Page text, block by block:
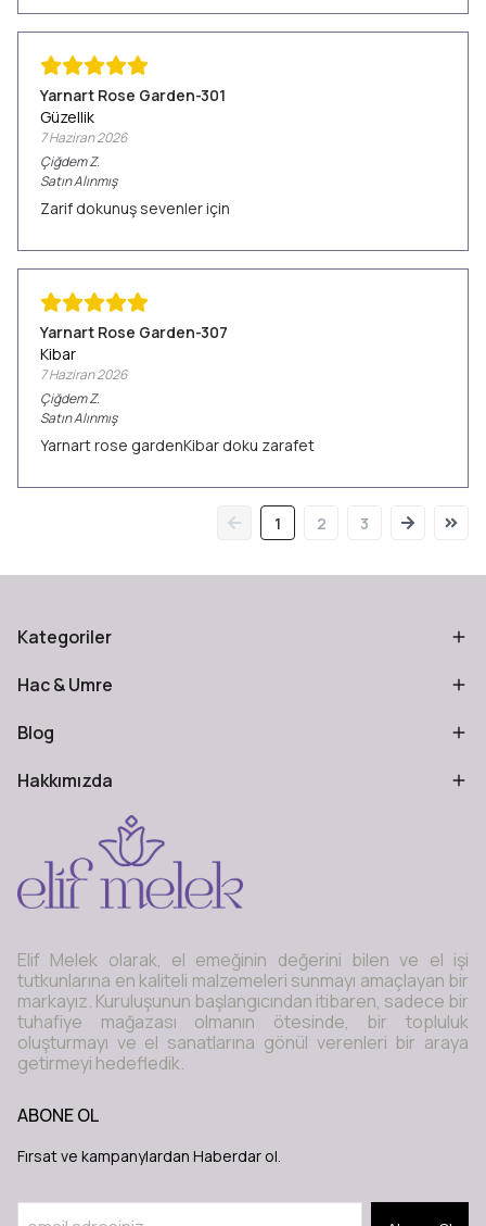
Yarnart Rose Garden-301
Güzellik
7 Haziran 2026
ÇiğdemZ.
Satın Alınmış
Zarif dokunuş sevenler için
Yarnart Rose Garden-307
Kibar
7 Haziran 2026
ÇiğdemZ.
Satın Alınmış
Yarnart rose gardenKibar doku zarafet
1 2 3
Kategoriler
Hac & Umre
Blog
Hakkımızda
Elif Melek olarak, el emeğinin değerini bilen ve el işi
tutkunlarına en kaliteli malzemeleri sunmayı amaçlayan bir
markayız. Kuruluşunun başlangıcından itibaren, sadece bir
tuhafiye mağazası olmanın ötesinde, bir topluluk
oluşturmayı ve el sanatlarına gönül verenleri bir araya
getirmeyi hedefledik.
ABONE OL
Fırsat ve kampanylardan Haberdar ol.